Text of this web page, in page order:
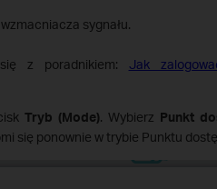
sygnału.
z poradnikiem: Jak
Tryb (Mode). Wybierz Punkt
się ponownie w trybie Punktu